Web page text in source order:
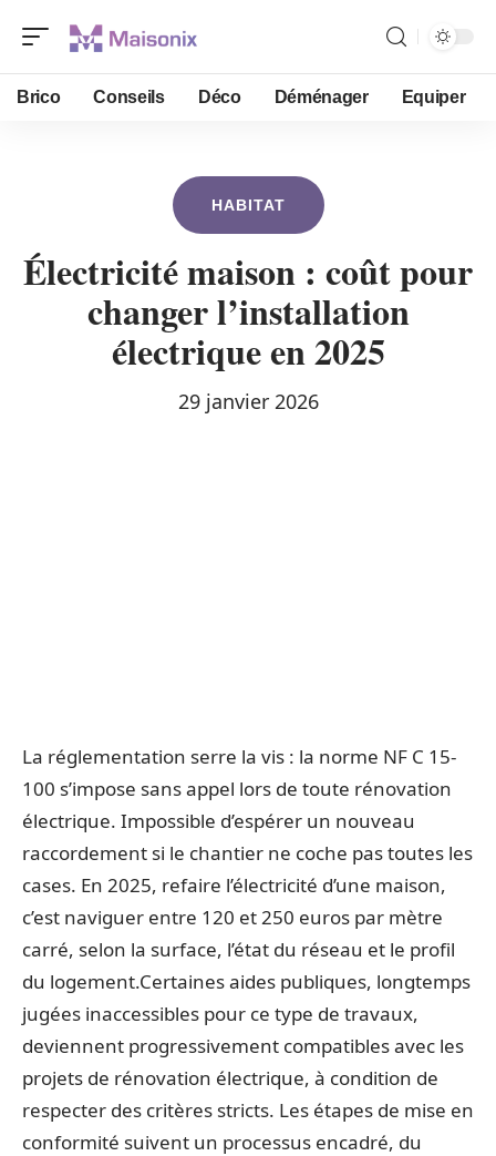
Brico Conseils Déco Déménager Equiper
HABITAT
Électricité maison : coût pour
changer l’installation
électrique en 2025
29 janvier 2026
La réglementation serre la vis : la norme NF C 15-
100 s’impose sans appel lors de toute rénovation
électrique. Impossible d’espérer un nouveau
raccordement si le chantier ne coche pas toutes les
cases. En 2025, refaire l’électricité d’une maison,
c’est naviguer entre 120 et 250 euros par mètre
carré, selon la surface, l’état du réseau et le profil
du logement.Certaines aides publiques, longtemps
jugées inaccessibles pour ce type de travaux,
deviennent progressivement compatibles avec les
projets de rénovation électrique, à condition de
respecter des critères stricts. Les étapes de mise en
conformité suivent un processus encadré, du